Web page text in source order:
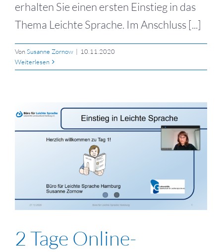
erhalten Sie einen ersten Einstieg in das
Thema Leichte Sprache. Im Anschluss [...]
VonSusanne Zornow | 10.11.2020
Weiterlesen
2 Tage Online-